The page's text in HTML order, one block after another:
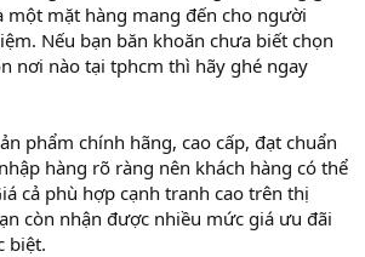
một mặt hàng mang đến cho người
Nếu bạn băn khoăn chưa biết chọn
nơi nào tại tphcm thì hãy ghé ngay
phẩm chính hãng, cao cấp, đạt chuẩn
hàng rõ ràng nên khách hàng có thể
cả phù hợp cạnh tranh cao trên thị
còn nhận được nhiều mức giá ưu đãi
biệt.